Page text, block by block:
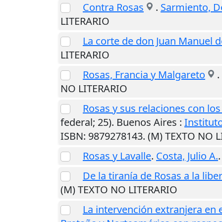
Contra Rosas . Sarmiento,
LITERARIO
La corte de don Juan Manuel
LITERARIO
Rosas, Francia y Malgareto
.
NO LITERARIO
Rosas y sus relaciones con
federal; 25). Buenos Aires :
ISBN: 9879278143. (M) TEXTO NO
Rosas y Lavalle. Costa, Julio A.
De la tiranía de Rosas a la
(M) TEXTO NO LITERARIO
La intervención extranjera en